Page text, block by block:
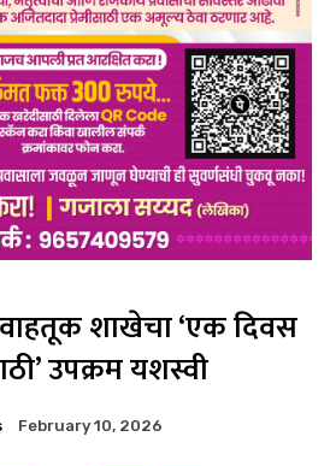
शाखेचा ‘एक दिवस
उपक्रम यशस्वी
February 10, 2026